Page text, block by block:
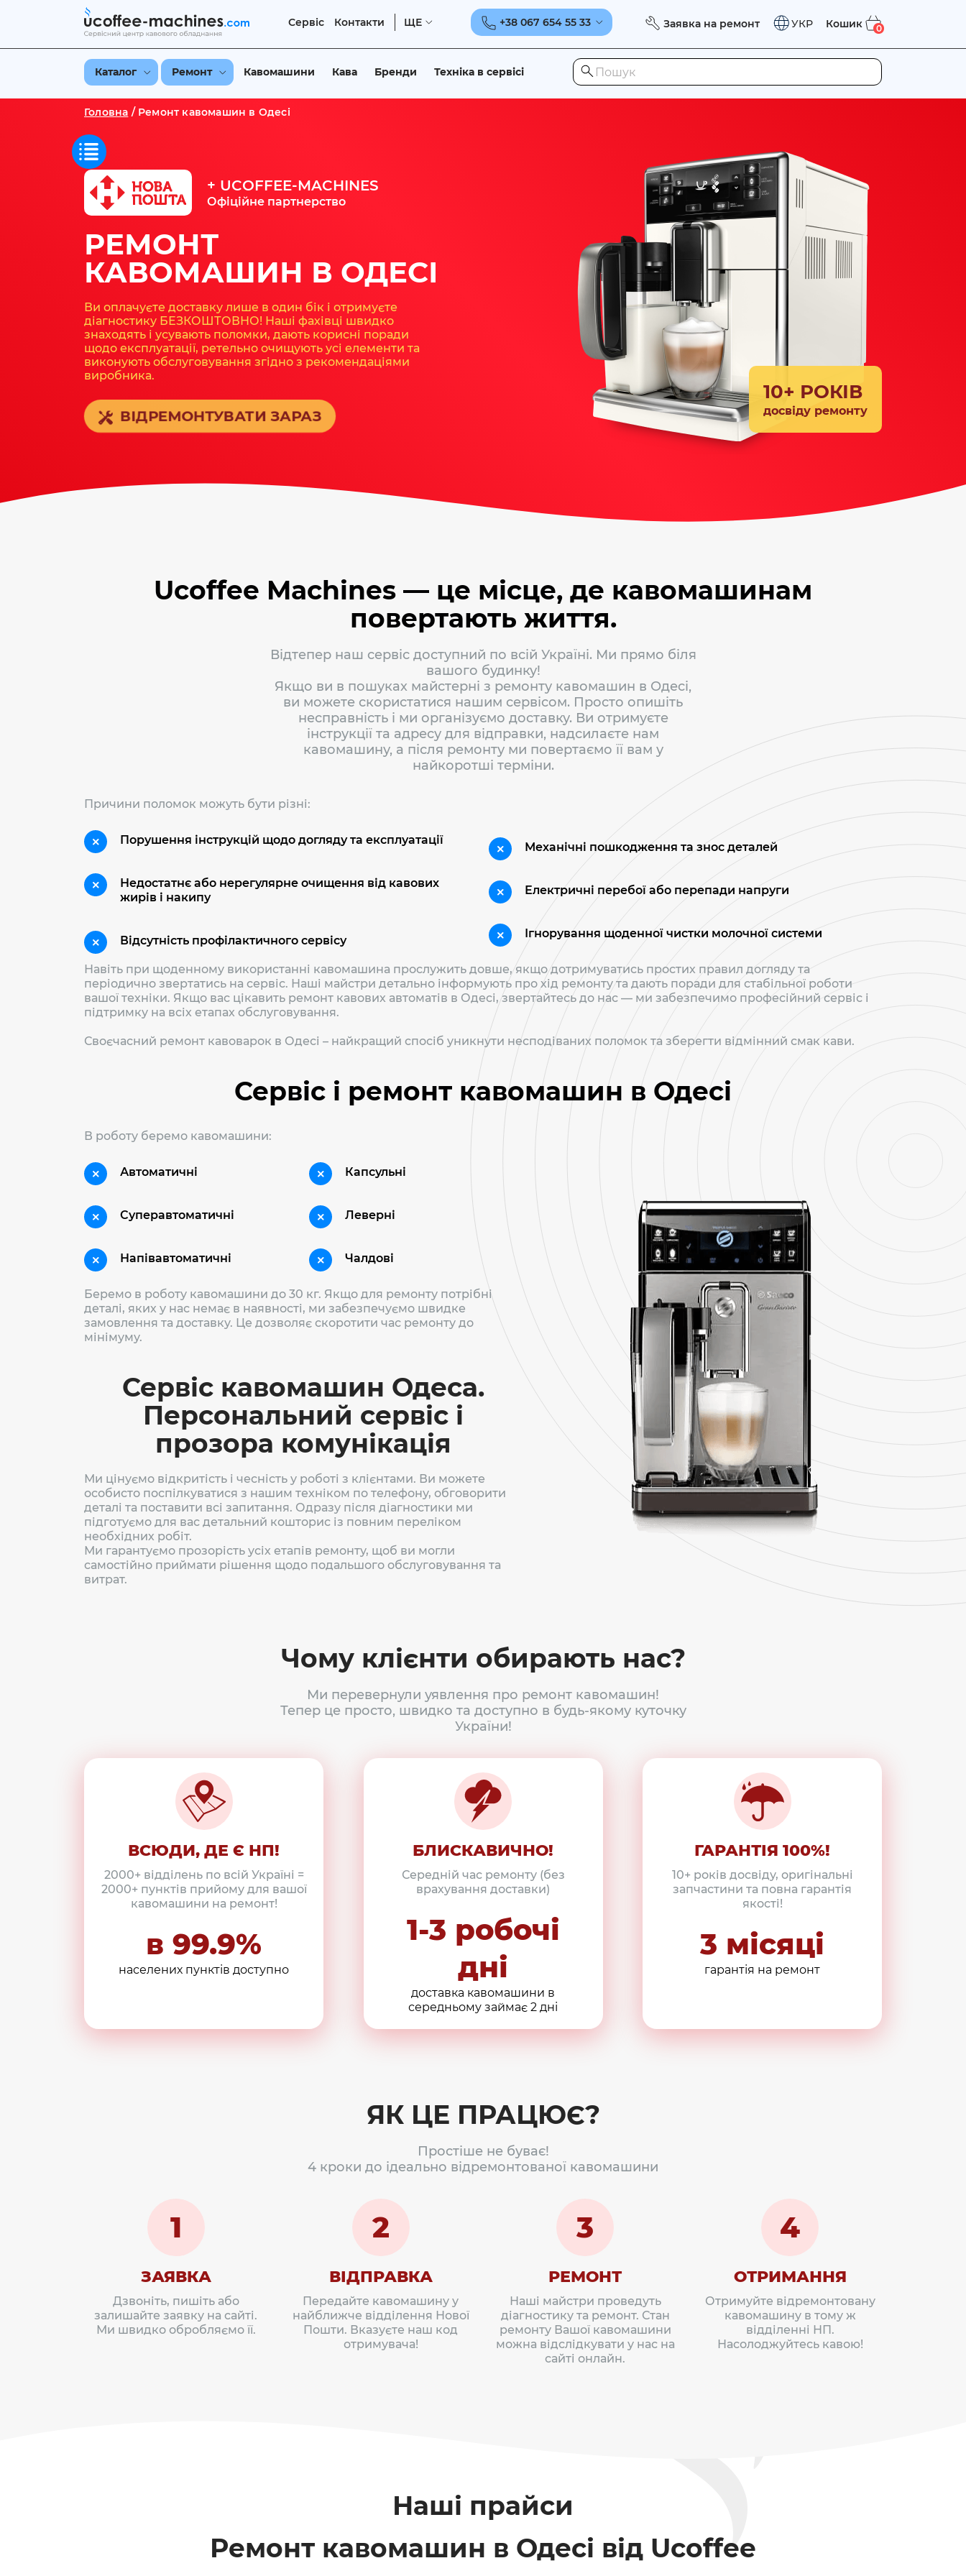
Сервіс Контакти ЩЕ +38 067 654 55 33 Заявка на ремонт УКР Кошик 0
Каталог Ремонт Кавомашини Кава Бренди Техніка в сервісі
Головна / Ремонт кавомашин в Одесі
досвіду ремонту
+ UCOFFEE-MACHINES
Офіційне партнерство
РЕМОНТ
КАВОМАШИН В ОДЕСІ
Ви оплачуєте доставку лише в один бік і отримуєте
діагностику БЕЗКОШТОВНО! Наші фахівці швидко
знаходять і усувають поломки, дають корисні поради
щодо експлуатації, ретельно очищують усі елементи та
виконують обслуговування згідно з рекомендаціями
виробника.
ВІДРЕМОНТУВАТИ ЗАРАЗ
Ucoffee Machines — це місце, де кавомашинам
повертають життя.
Відтепер наш сервіс доступний по всій Україні. Ми прямо біля
вашого будинку!
Якщо ви в пошуках майстерні з ремонту кавомашин в Одесі,
ви можете скористатися нашим сервісом. Просто опишіть
несправність і ми організуємо доставку. Ви отримуєте
інструкції та адресу для відправки, надсилаєте нам
кавомашину, а після ремонту ми повертаємо її вам у
найкоротші терміни.
Причини поломок можуть бути різні:
Порушення інструкцій щодо догляду та експлуатації
Недостатнє або нерегулярне очищення від кавових
жирів і накипу
Відсутність профілактичного сервісу
Механічні пошкодження та знос деталей
Електричні перебої або перепади напруги
Ігнорування щоденної чистки молочної системи
Навіть при щоденному використанні кавомашина прослужить довше, якщо дотримуватись простих правил догляду та
періодично звертатись на сервіс. Наші майстри детально інформують про хід ремонту та дають поради для стабільної роботи
вашої техніки. Якщо вас цікавить ремонт кавових автоматів в Одесі, звертайтесь до нас — ми забезпечимо професійний сервіс і
підтримку на всіх етапах обслуговування.
Своєчасний ремонт кавоварок в Одесі – найкращий спосіб уникнути несподіваних поломок та зберегти відмінний смак кави.
Сервіс і ремонт кавомашин в Одесі
В роботу беремо кавомашини:
Автоматичні
Суперавтоматичні
Напівавтоматичні
Капсульні
Леверні
Чалдові
Беремо в роботу кавомашини до 30 кг. Якщо для ремонту потрібні
деталі, яких у нас немає в наявності, ми забезпечуємо швидке
замовлення та доставку. Це дозволяє скоротити час ремонту до
мінімуму.
Сервіс кавомашин Одеса.
Персональний сервіс і
прозора комунікація
Ми цінуємо відкритість і чесність у роботі з клієнтами. Ви можете
особисто поспілкуватися з нашим техніком по телефону, обговорити
деталі та поставити всі запитання. Одразу після діагностики ми
підготуємо для вас детальний кошторис із повним переліком
необхідних робіт.
Ми гарантуємо прозорість усіх етапів ремонту, щоб ви могли
самостійно приймати рішення щодо подальшого обслуговування та
витрат.
Чому клієнти обирають нас?
Ми перевернули уявлення про ремонт кавомашин!
Тепер це просто, швидко та доступно в будь-якому куточку
України!
ВСЮДИ, ДЕ Є НП!
2000+ відділень по всій Україні =
2000+ пунктів прийому для вашої
кавомашини на ремонт!
в 99.9%
населених пунктів доступно
БЛИСКАВИЧНО!
Середній час ремонту (без
врахування доставки)
1-3 робочі
дні
доставка кавомашини в
середньому займає 2 дні
ГАРАНТІЯ 100%!
10+ років досвіду, оригінальні
запчастини та повна гарантія
якості!
3 місяці
гарантія на ремонт
ЯК ЦЕ ПРАЦЮЄ?
Простіше не буває!
4 кроки до ідеально відремонтованої кавомашини
1
ЗАЯВКА
Дзвоніть, пишіть або
залишайте заявку на сайті.
Ми швидко обробляємо її.
2
ВІДПРАВКА
Передайте кавомашину у
найближче відділення Нової
Пошти. Вказуєте наш код
отримувача!
3
РЕМОНТ
Наші майстри проведуть
діагностику та ремонт. Стан
ремонту Вашої кавомашини
можна відслідкувати у нас на
сайті онлайн.
4
ОТРИМАННЯ
Отримуйте відремонтовану
кавомашину в тому ж
відділенні НП.
Насолоджуйтесь кавою!
Наші прайси
Ремонт кавомашин в Одесі від Ucoffee